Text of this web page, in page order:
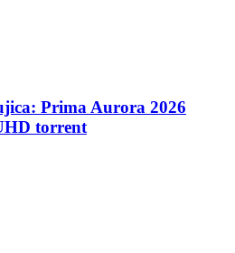
Prima Aurora 2026
torrent